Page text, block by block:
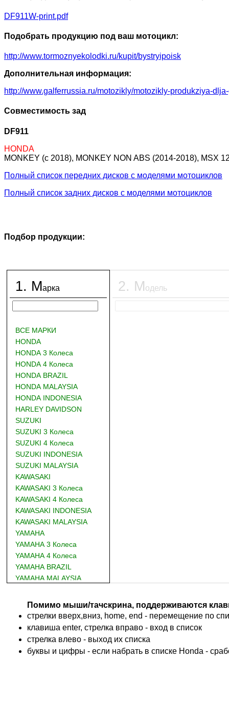
DF911W-print.pdf
Подобрать продукцию под ваш мотоцикл:
http://www.tormoznyekolodki.ru/kupit/bystryipoisk
Дополнительная информация:
http://www.galferrussia.ru/motozikly/motozikly-produkziya-
Совместимость зад
DF911
HONDA
MONKEY (c 2018), MONKEY NON ABS (2014-2018), MSX
Полный список передних дисков с моделями мотоциклов
Полный список задних дисков с моделями мотоциклов
Подбор продукции:
1. Марка
ВСЕ МАРКИ
HONDA
HONDA 3 Колеса
HONDA 4 Колеса
HONDA BRAZIL
HONDA MALAYSIA
HONDA INDONESIA
HARLEY DAVIDSON
SUZUKI
SUZUKI 3 Колеса
SUZUKI 4 Колеса
SUZUKI INDONESIA
SUZUKI MALAYSIA
KAWASAKI
KAWASAKI 3 Колеса
KAWASAKI 4 Колеса
KAWASAKI INDONESIA
KAWASAKI MALAYSIA
YAMAHA
YAMAHA 3 Колеса
YAMAHA 4 Колеса
YAMAHA BRAZIL
YAMAHA MALAYSIA
BMW
ADIVA
ADLY
2. Модель
Помимо мыши/тачскрина, поддерживаются
стрелки вверх,вниз, home, end - перемещение по
клавиша enter, стрелка вправо - вход в список
cтрелка влево - выход их списка
буквы и цифры - если набрать в списке Honda -